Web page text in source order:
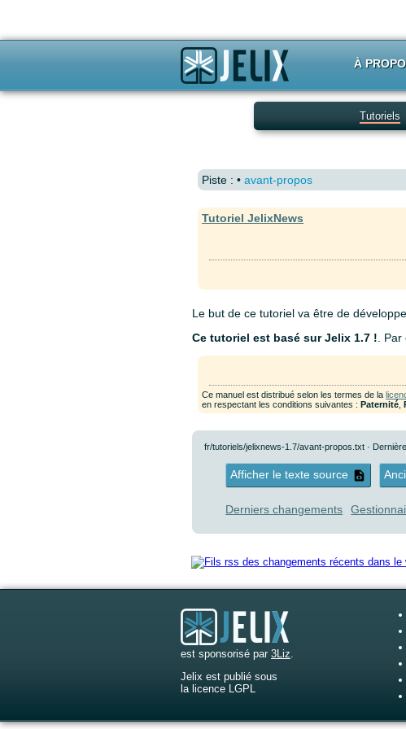
À
Tutoriels
Piste : • avant-propos
Tutoriel JelixNews
Le but de ce tutoriel va être de
Ce tutoriel est basé sur Jelix 1.7 ! .
Ce manuel est distribué selon les termes de la
en respectant les conditions suivantes :Paternité ,
fr/tutoriels/jelixnews-1.7/avant-propos.txt ·
Afficher le texte source
Derniers changements
est sponsorisé par 3Liz.
Jelix est publié sous
la licence LGPL